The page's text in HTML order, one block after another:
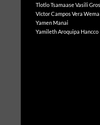
Tlotlo TsamaaseVasili
Víctor Campos Vera Wema
Yamen Manai
Yamileth Aroquipa Hancco